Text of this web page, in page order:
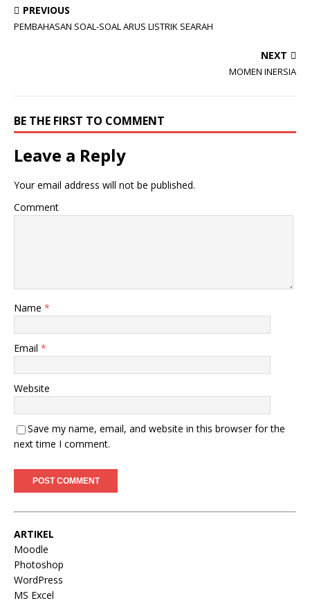
PREVIOUS
PEMBAHASAN SOAL-SOAL ARUS LISTRIK SEARAH
NEXT
MOMEN INERSIA
BE THE FIRST TO COMMENT
Leave a Reply
Your email address will not be published.
Comment
Name *
Email *
Website
Save my name, email, and website in this browser for the
next time I comment.
ARTIKEL
Moodle
Photoshop
WordPress
MS Excel